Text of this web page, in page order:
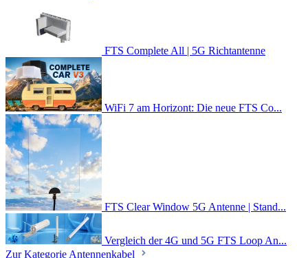
FTS Complete All | 5G Richtantenne
WiFi 7 am Horizont: Die neue FTS Co...
FTS Clear Window 5G Antenne | Stand...
Vergleich der 4G und 5G FTS Loop An...
Zur Kategorie Antennenkabel